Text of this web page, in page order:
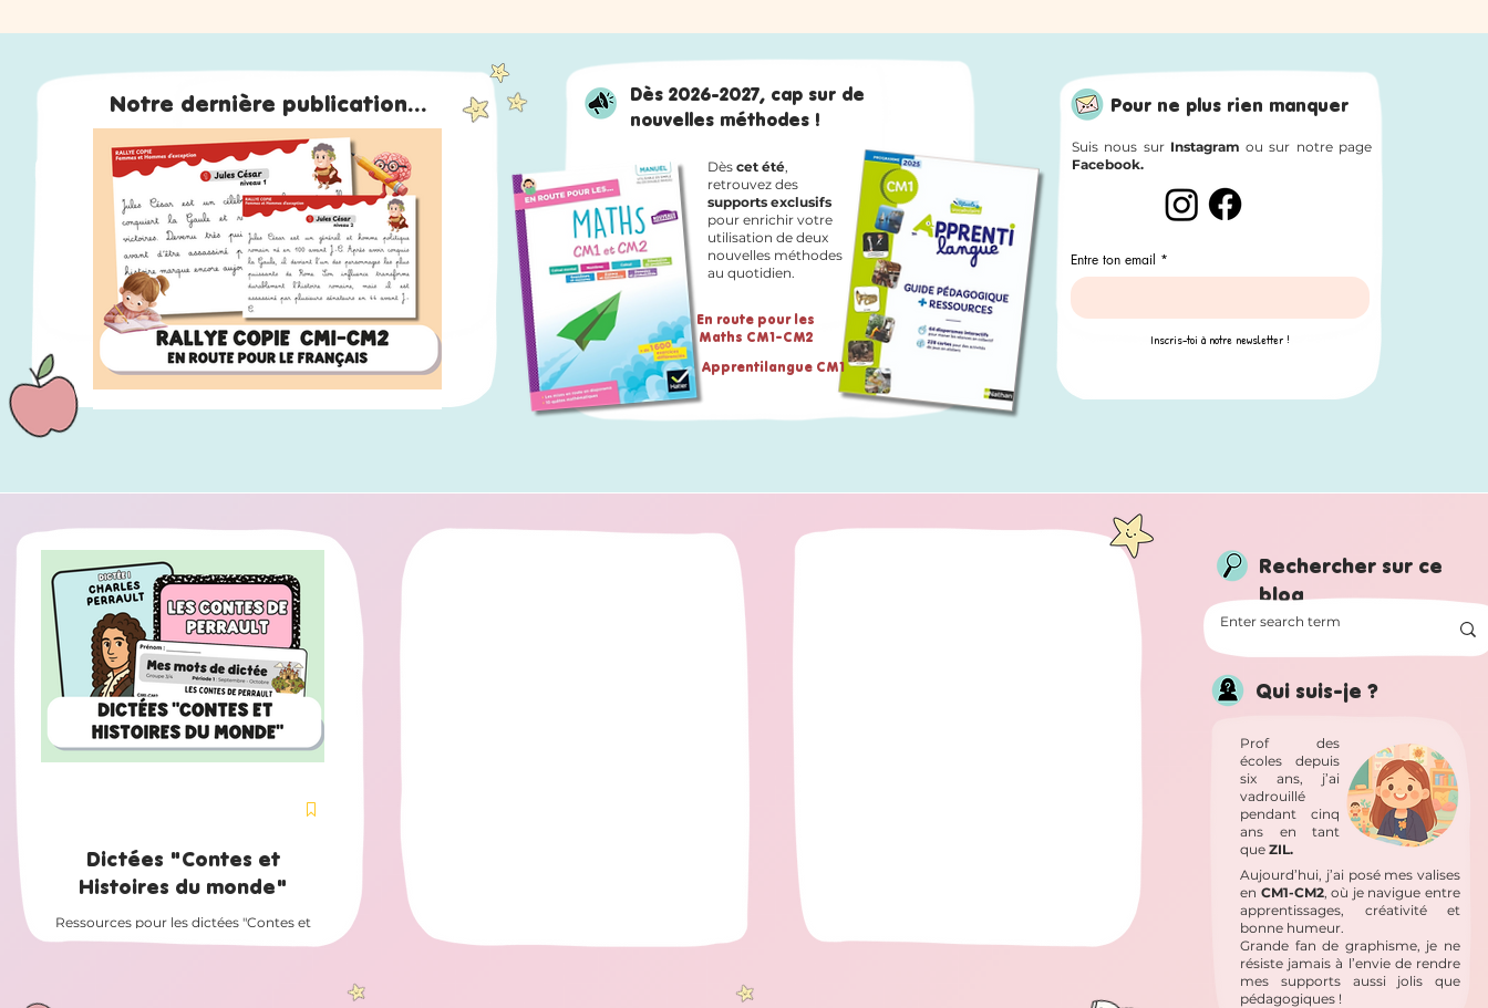
Pour ne plus rien manquer
Entre ton email *
Inscris-toi à notre newsletter !
Suis nous sur Instagram ou sur notre page
Facebook.
Notre dernière publication...
Dès 2026-2027, cap sur de
nouvelles méthodes !
Dès cet été,
retrouvez des
supports exclusifs
pour enrichir votre
utilisation de deux
nouvelles méthodes
au quotidien.
En route pour les
Maths CM1-CM2
Apprentilangue CM1
Rechercher sur ce
blog
Qui suis-je ?
Prof des
écoles depuis
six ans, j’ai
vadrouillé
pendant cinq
ans en tant
que ZIL.
Aujourd’hui, j’ai posé mes valises
en CM1-CM2, où je navigue entre
apprentissages, créativité et
bonne humeur.
Grande fan de graphisme, je ne
résiste jamais à l’envie de rendre
mes supports aussi jolis que
pédagogiques !
Dictées "Contes et
Histoires du monde"
Ressources pour les dictées "Contes et
Histoires du monde" de la méthode En